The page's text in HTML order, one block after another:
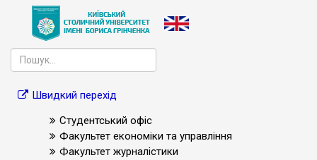
Швидкий перехід
Студентський офіс
Факультет економіки та управління
Факультет журналістики